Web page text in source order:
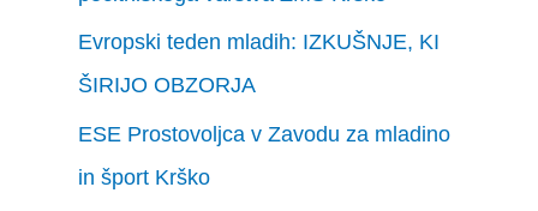
Evropski teden mladih: IZKUŠNJE, KI
ŠIRIJO OBZORJA
ESE Prostovoljca v Zavodu za mladino
in šport Krško